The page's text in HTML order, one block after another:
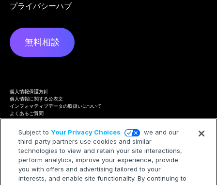
プライバシーハブ
無料相談
個人情報保護方針
個人情報に関する公表文
インフォマティブデータの取扱いについて
よくあるご質問
プライバシーハブ
Cookie Policy
Trademarks
Modern Slavery Statement
Your Privacy Choices
Subject toYour Privacy Choices
we and our
third-party partners use cookies and similar
technologies to view and retain your site interactions,
perform analytics, improve your experience, provide
you with offers and advertising tailored to your
interests, and enable site functionality. By continuing to